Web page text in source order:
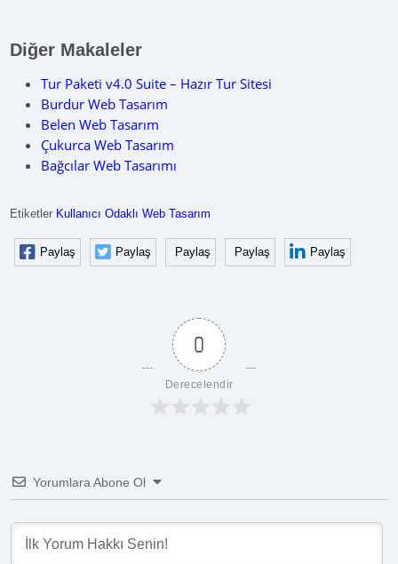
Diğer Makaleler
Tur Paketi v4.0 Suite – Hazır Tur Sitesi
Burdur Web Tasarım
Belen Web Tasarım
Çukurca Web Tasarım
Bağcılar Web Tasarımı
Etiketler Kullanıcı Odaklı Web Tasarım
Paylaş Paylaş Paylaş Paylaş Paylaş
0
Derecelendir
Yorumlara Abone Ol